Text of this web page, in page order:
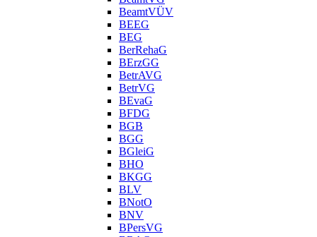
BeamtVÜV
BEEG
BEG
BerRehaG
BErzGG
BetrAVG
BetrVG
BEvaG
BFDG
BGB
BGG
BGleiG
BHO
BKGG
BLV
BNotO
BNV
BPersVG